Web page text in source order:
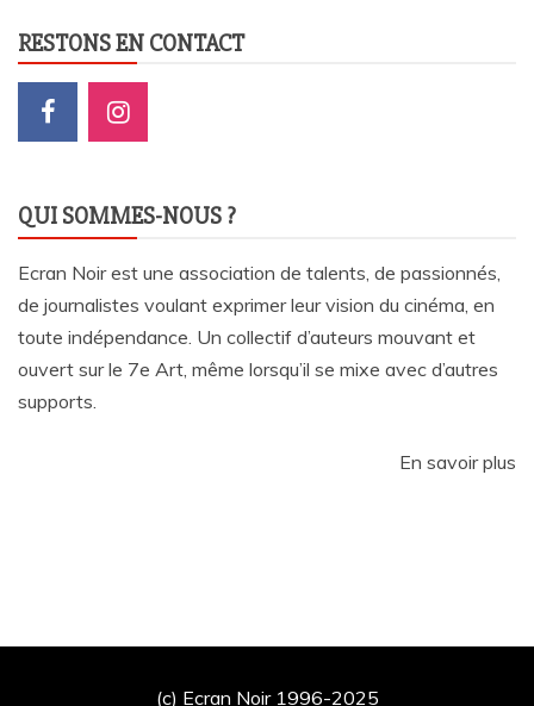
RESTONS EN CONTACT
QUI SOMMES-NOUS ?
Ecran Noir est une association de talents, de passionnés,
de journalistes voulant exprimer leur vision du cinéma, en
toute indépendance. Un collectif d’auteurs mouvant et
ouvert sur le 7e Art, même lorsqu’il se mixe avec d’autres
supports.
En savoir plus
(c) Ecran Noir 1996-2025